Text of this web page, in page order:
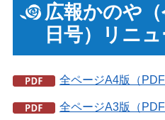
広報かのや
日号）リニ
全ページA4版（PDF
全ページA3版（PDF